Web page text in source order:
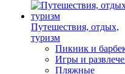
Путешествия, отдых,
туризм
Пикник и
Игры и
Пляжные